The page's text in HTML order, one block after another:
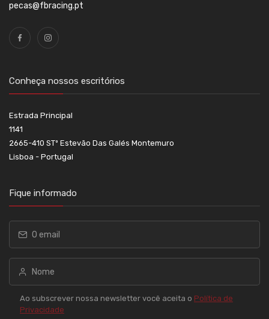
+351966436534
avalanche.bikeshop@gmail.com
mapa
pecas@fbracing.pt
Conheça nossos escritórios
Estrada Principal
1141
2665-410 STº Estevão Das Galés Montemuro
Lisboa - Portugal
Fique informado
Ao subscrever nossa newsletter você aceita o Política de
Privacidade